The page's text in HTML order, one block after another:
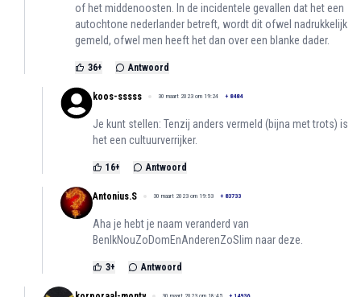
of het middenoosten. In de incidentele gevallen dat het een
autochtone nederlander betreft, wordt dit ofwel nadrukkelijk
gemeld, ofwel men heeft het dan over een blanke dader.
36+ Antwoord
koos-sssss 30 maart 2023 om 19:24 + 8484
Je kunt stellen: Tenzij anders vermeld (bijna met trots) is
het een cultuurverrijker.
16+ Antwoord
Antonius.S 30 maart 2023 om 19:53 + 83733
Aha je hebt je naam veranderd van
BenIkNouZoDomEnAnderenZoSlim naar deze.
3+ Antwoord